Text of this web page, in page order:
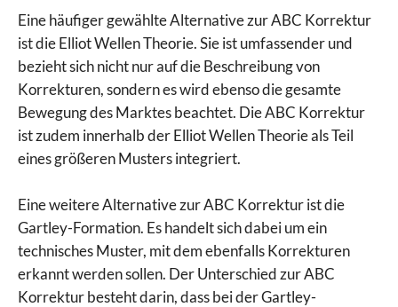
Eine häufiger gewählte Alternative zur ABC Korrektur
ist die Elliot Wellen Theorie. Sie ist umfassender und
bezieht sich nicht nur auf die Beschreibung von
Korrekturen, sondern es wird ebenso die gesamte
Bewegung des Marktes beachtet. Die ABC Korrektur
ist zudem innerhalb der Elliot Wellen Theorie als Teil
eines größeren Musters integriert.
Eine weitere Alternative zur ABC Korrektur ist die
Gartley-Formation. Es handelt sich dabei um ein
technisches Muster, mit dem ebenfalls Korrekturen
erkannt werden sollen. Der Unterschied zur ABC
Korrektur besteht darin, dass bei der Gartley-